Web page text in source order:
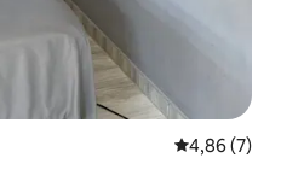
საშუალო
4,86 (7)